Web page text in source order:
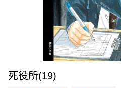
死役所(19)